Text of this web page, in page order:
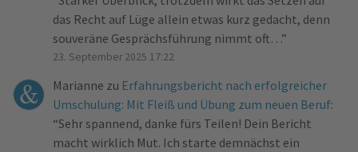
das Recht auf Lüge allein etwas kurz gedacht, denn
souveräne Gesprächsführung nimmt oft… ”
23. September 2025 17:22
Marianne zu Erfahrungsbericht nach erfolgreicher
Umschulung: Mit Fleiß und Übung zum neuen Beruf:
“Sehr spannend, danke fürs Teilen! Dein Bericht
macht wirklich Mut. Ich starte demnächst ein